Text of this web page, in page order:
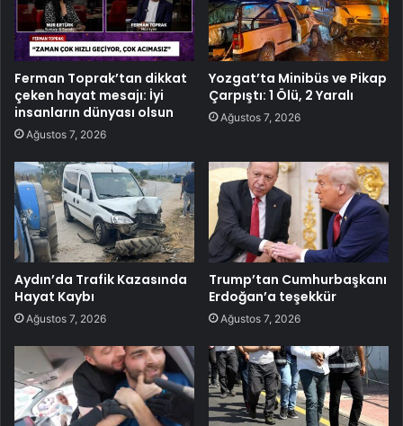
Ferman Toprak’tan dikkat
çeken hayat mesajı: İyi
insanların dünyası olsun
Ağustos 7, 2026
Yozgat’ta Minibüs ve Pikap
Çarpıştı: 1 Ölü, 2 Yaralı
Ağustos 7, 2026
Aydın’da Trafik Kazasında
Hayat Kaybı
Ağustos 7, 2026
Trump’tan Cumhurbaşkanı
Erdoğan’a teşekkür
Ağustos 7, 2026